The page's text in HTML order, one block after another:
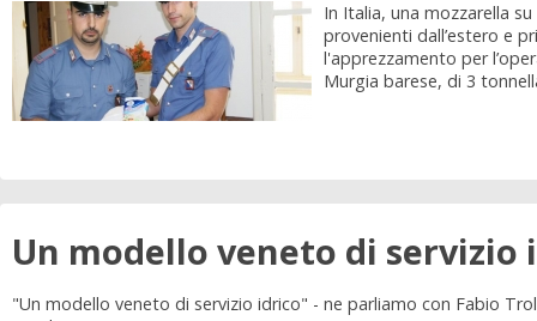
In Italia, una mozzarella
provenienti dall’estero e
l'apprezzamento per
Murgia barese, di 3
Un modello veneto di servizio
"Un modello veneto di servizio idrico" - ne parliamo con Fabio